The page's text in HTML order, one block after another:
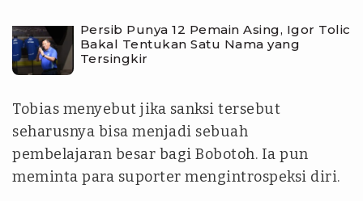
Persib Punya 12 Pemain Asing, Igor Tolic
Bakal Tentukan Satu Nama yang
Tersingkir
Tobias menyebut jika sanksi tersebut
seharusnya bisa menjadi sebuah
pembelajaran besar bagi Bobotoh. Ia pun
meminta para suporter mengintrospeksi diri.